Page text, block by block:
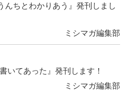
んちとわかりあう』発刊しまし
ミシマガ編集部
いてあった』発刊します！
ミシマガ編集部